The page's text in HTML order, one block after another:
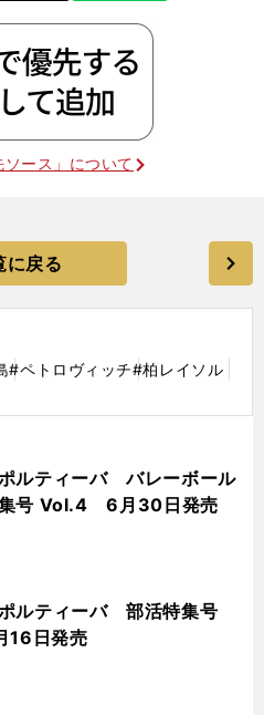
ース」について
に戻る
#ペトロヴィッチ#柏レイソル
ルティーバ バレーボール
号 Vol.4 6月30日発売
ルティーバ 部活特集号
16日発売